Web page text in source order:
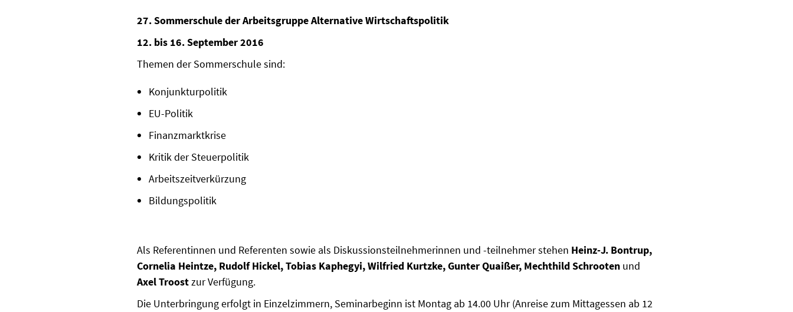
27. Sommerschule der Arbeitsgruppe Alternative Wirtschaftspolitik
12. bis 16. September 2016
Themen der Sommerschule sind:
Konjunkturpolitik
EU-Politik
Finanzmarktkrise
Kritik der Steuerpolitik
Arbeitszeitverkürzung
Bildungspolitik
Als Referentinnen und Referenten sowie als Diskussionsteilnehmerinnen und -teilnehmer stehen Heinz-J. Bontrup,
Cornelia Heintze, Rudolf Hickel, Tobias Kaphegyi, Wilfried Kurtzke, Gunter Quaißer, Mechthild Schrooten und
Axel Troostzur Verfügung.
Die Unterbringung erfolgt in Einzelzimmern, Seminarbeginn ist Montag ab 14.00 Uhr (Anreise zum Mittagessen ab 12